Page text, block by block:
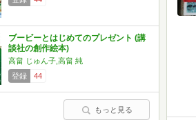
ブービーとはじめてのプレゼント (講
談社の創作絵本)
高畠 じゅん子,高畠 純
登録
44
もっと見る